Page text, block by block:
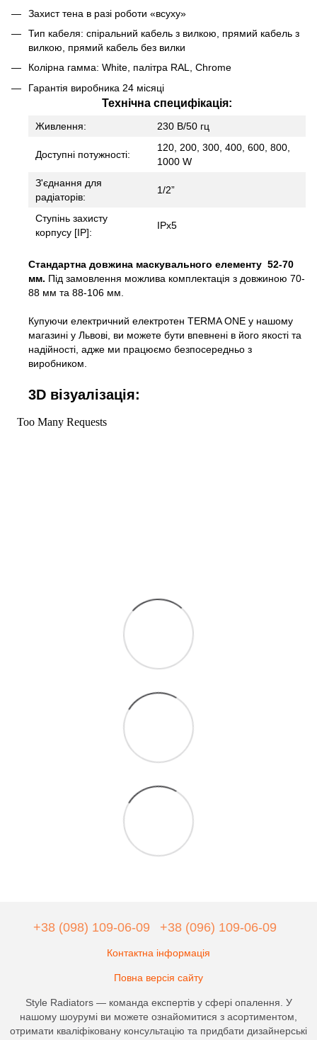
Захист тена в разі роботи «всуху»
Тип кабеля: спіральний кабель з вилкою, прямий кабель з
вилкою, прямий кабель без вилки
Колірна гамма: White, палітра RAL, Chrome
Гарантія виробника 24 місяці
Технiчна специфiкацiя:
Живлення: 230 В/50 гц
Доступні потужності:
120, 200, 300, 400, 600, 800,
1000 W
З'єднання для
радіаторів:
1/2”
Ступінь захисту
корпусу [IP]:
IPx5
Стандартна довжина маскувального елементу 52-70
мм. Під замовлення можлива комплектація з довжиною 70-
88 мм та 88-106 мм.
Купуючи електричний електротен TERMA ONE у нашому
магазині у Львові, ви можете бути впевнені в його якості та
надійності, адже ми працюємо безпосередньо з
виробником.
3D візуалізація:
+38 (098) 109-06-09 +38 (096) 109-06-09
Контактна інформація
Повна версія сайту
Style Radiators — команда експертів у сфері опалення. У
нашому шоурумі ви можете ознайомитися з асортиментом,
отримати кваліфіковану консультацію та придбати дизайнерські